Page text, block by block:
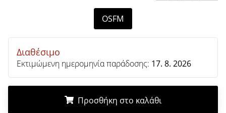
OSFM
Διαθέσιμο
Εκτιμώμενη ημερομηνία παράδοσης: 17. 8. 2026
Προσθήκη στο καλάθι